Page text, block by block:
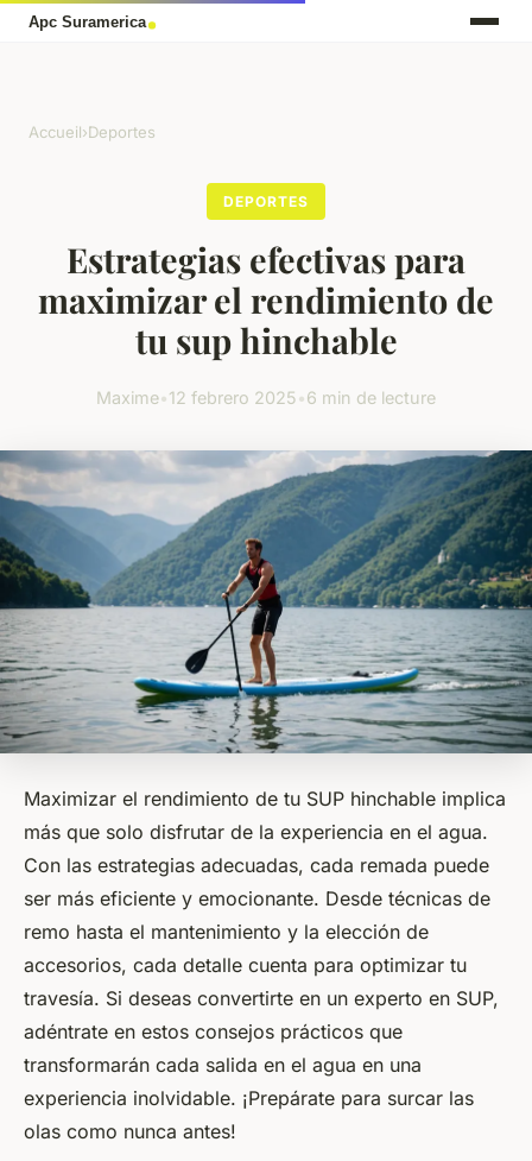
Accueil›Deportes
DEPORTES
Estrategias efectivas para
maximizar el rendimiento de
tu sup hinchable
Maxime•12 febrero 2025•6 min de lecture
Maximizar el rendimiento de tu SUP hinchable implica
más que solo disfrutar de la experiencia en el agua.
Con las estrategias adecuadas, cada remada puede
ser más eficiente y emocionante. Desde técnicas de
remo hasta el mantenimiento y la elección de
accesorios, cada detalle cuenta para optimizar tu
travesía. Si deseas convertirte en un experto en SUP,
adéntrate en estos consejos prácticos que
transformarán cada salida en el agua en una
experiencia inolvidable. ¡Prepárate para surcar las
olas como nunca antes!